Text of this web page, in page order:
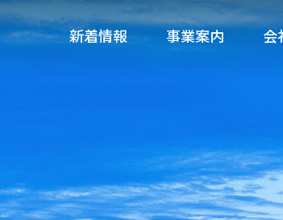
新着情報 事業案内 会